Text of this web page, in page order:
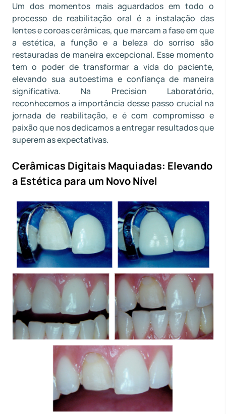
Um dos momentos mais aguardados em todo o
processo de reabilitação oral é a instalação das
lentes e coroas cerâmicas, que marcam a fase em que
a estética, a função e a beleza do sorriso são
restauradas de maneira excepcional. Esse momento
tem o poder de transformar a vida do paciente,
elevando sua autoestima e confiança de maneira
significativa. Na Precision Laboratório,
reconhecemos a importância desse passo crucial na
jornada de reabilitação, e é com compromisso e
paixão que nos dedicamos a entregar resultados que
superem as expectativas.
Cerâmicas Digitais Maquiadas: Elevando
a Estética para um Novo Nível